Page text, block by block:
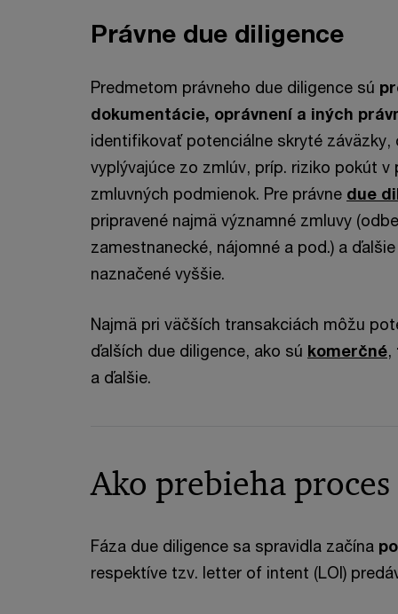
Právne due diligence
Predmetom právneho due diligence sú
dokumentácie, oprávnení a iných
identifikovať potenciálne skryté
vyplývajúce zo zmlúv, príp. riziko pokút
zmluvných podmienok. Pre právne due
pripravené najmä významné zmluvy
zamestnanecké, nájomné a pod.) a
naznačené vyššie.
Najmä pri väčších transakciách môžu
ďalších due diligence, ako sú komerčné,
a ďalšie.
Ako prebieha
Fáza due diligence sa spravidla začína
respektíve tzv. letter of intent (LOI)